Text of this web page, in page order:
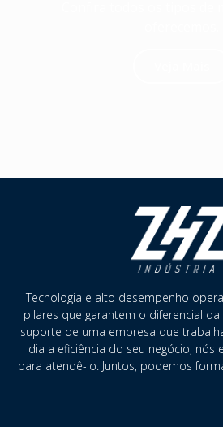
Tecnologia e alto desempenho
pilares que garantem o diferencial da
suporte de uma empresa que
dia a eficiência do seu negócio, nós
para atendê-lo. Juntos, podemos